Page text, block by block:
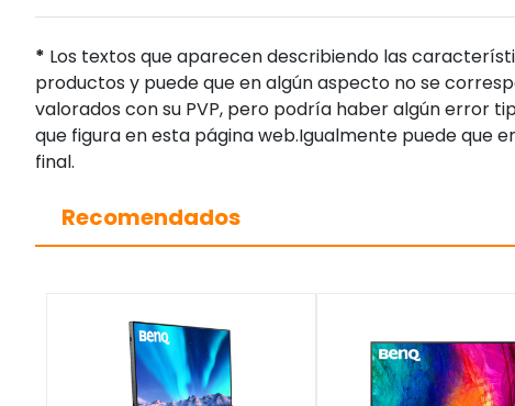
* Los textos que aparecen describiendo las
productos y puede que en algún aspecto no se
valorados con su PVP, pero podría haber algún error
que figura en esta página web.Igualmente puede
final.
Recomendados